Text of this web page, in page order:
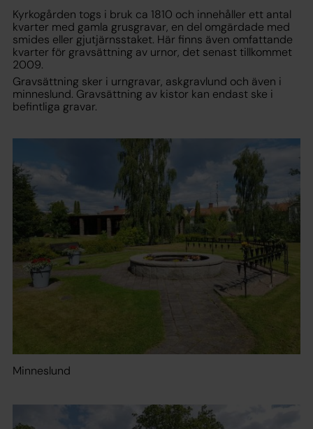
Kyrkogården togs i bruk ca 1810 och innehåller ett antal
kvarter med gamla grusgravar, en del omgärdade med
smides eller gjutjärnsstaket. Här finns även omfattande
kvarter för gravsättning av urnor, det senast tillkommet
2009.
Gravsättning sker i urngravar, askgravlund och även i
minneslund. Gravsättning av kistor kan endast ske i
befintliga gravar.
Minneslund